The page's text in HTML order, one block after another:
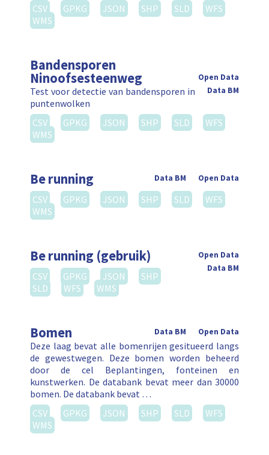
CSV GPKG JSON SHP SLD
WFS
WMS
Bandensporen
Ninoofsesteenweg
Open Data
Data BM
Test voor detectie van bandensporen in
puntenwolken
CSV
GPKG JSON SHP SLD
WFS
WMS
Be running Open Data
Data BM
CSV GPKG JSON SHP SLD
WFS
WMS
Be running (gebruik)
Open Data
Data BM
CSV GPKG JSON
SHP
SLD
WFS WMS
Bomen Open Data
Data BM
Deze laag bevat alle bomenrijen gesitueerd langs
de gewestwegen. Deze bomen worden beheerd
door de cel Beplantingen, fonteinen en
kunstwerken. De databank bevat meer dan 30000
bomen. De databank bevat …
CSV
GPKG JSON SHP SLD
WFS
WMS